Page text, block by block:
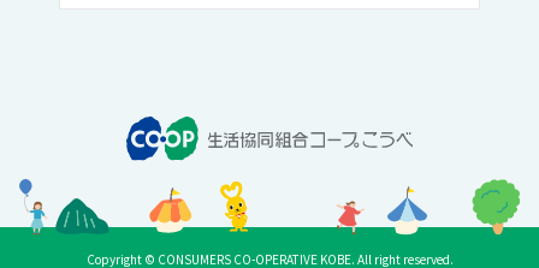
Copyright © CONSUMERS CO-OPERATIVE KOBE. All right reserved.